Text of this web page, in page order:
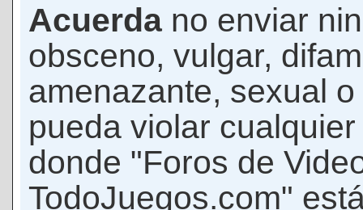
Acuerda no enviar
obsceno, vulgar,
amenazante, sexual
pueda violar
donde "Foros de
TodoJuegos.com"